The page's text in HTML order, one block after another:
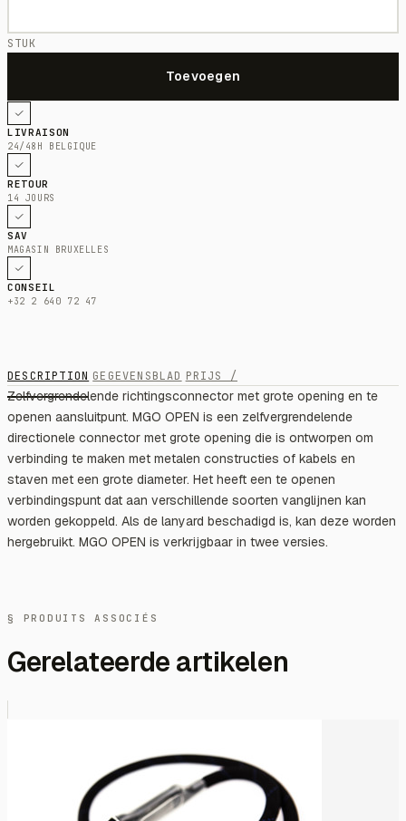
STUK
LIVRAISON
24/48H BELGIQUE
RETOUR
14 JOURS
SAV
MAGASIN BRUXELLES
CONSEIL
+32 2 640 72 47
DESCRIPTION GEGEVENSBLAD PRIJS /
Zelfvergrendelende richtingsconnector met grote opening en te
openen aansluitpunt. MGO OPEN is een zelfvergrendelende
directionele connector met grote opening die is ontworpen om
verbinding te maken met metalen constructies of kabels en
staven met een grote diameter. Het heeft een te openen
verbindingspunt dat aan verschillende soorten vanglijnen kan
worden gekoppeld. Als de lanyard beschadigd is, kan deze worden
hergebruikt. MGO OPEN is verkrijgbaar in twee versies.
§ PRODUITS ASSOCIÉS
Gerelateerde artikelen